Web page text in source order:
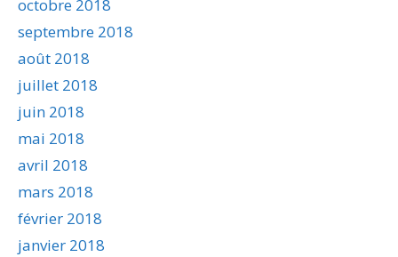
octobre 2018
septembre 2018
août 2018
juillet 2018
juin 2018
mai 2018
avril 2018
mars 2018
février 2018
janvier 2018